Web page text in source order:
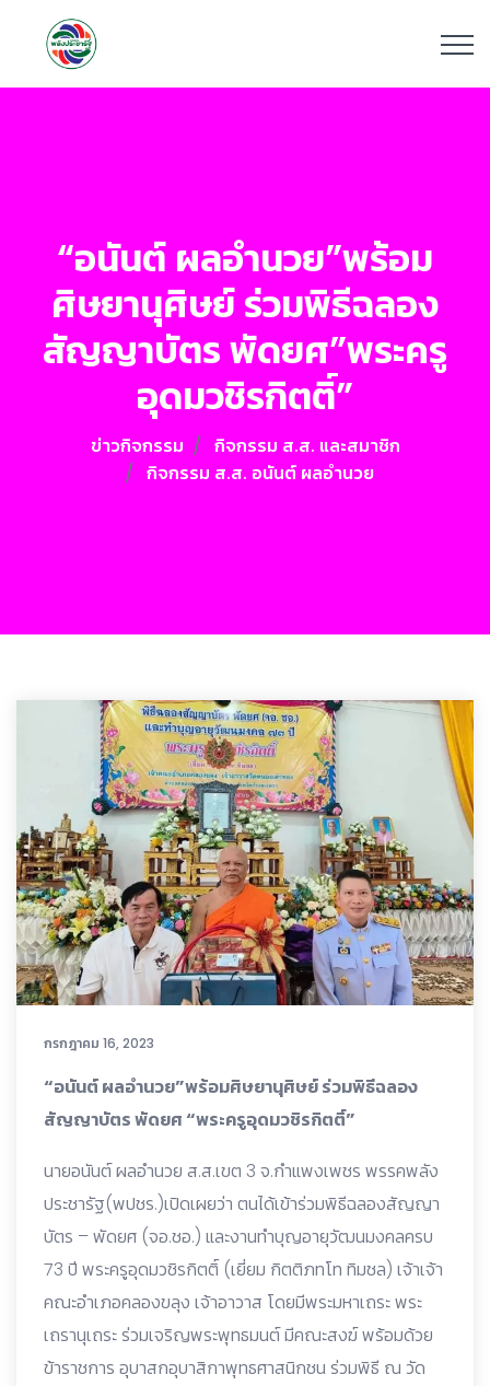
“อนันต์ ผลอำนวย”พร้อม
ศิษยานุศิษย์ ร่วมพิธีฉลอง
สัญญาบัตร พัดยศ”พระครู
อุดมวชิรกิตติ์”
ข่าวกิจกรรม
กิจกรรม ส.ส. และสมาชิก
กิจกรรม ส.ส. อนันต์ ผลอำนวย
กรกฎาคม 16, 2023
“อนันต์ ผลอำนวย”พร้อมศิษยานุศิษย์ร่วมพิธีฉลอง
สัญญาบัตร พัดยศ “พระครูอุดมวชิรกิตติ์”
นายอนันต์ ผลอำนวย ส.ส.เขต 3 จ.กำแพงเพชร พรรคพลัง
ประชารัฐ(พปชร.)เปิดเผยว่า ตนได้เข้าร่วมพิธีฉลองสัญญา
บัตร – พัดยศ (จอ.ชอ.) และงานทำบุญอายุวัฒนมงคลครบ
73 ปี พระครูอุดมวชิรกิตติ์ (เยี่ยม กิตติภทโท ทิมชล) เจ้าเจ้า
คณะอำเภอคลองขลุง เจ้าอาวาส โดยมีพระมหาเถระ พระ
เถรานุเถระ ร่วมเจริญพระพุทธมนต์ มีคณะสงฆ์ พร้อมด้วย
ข้าราชการ อุบาสกอุบาสิกาพุทธศาสนิกชน ร่วมพิธี ณ วัด